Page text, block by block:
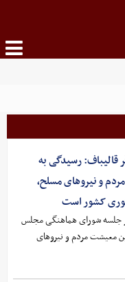
قالیباف: رسیدگی به
و نیروهای مسلح،
کشور است
جلسه شورای هماهنگی مجلس
معیشت مردم و نیروهای